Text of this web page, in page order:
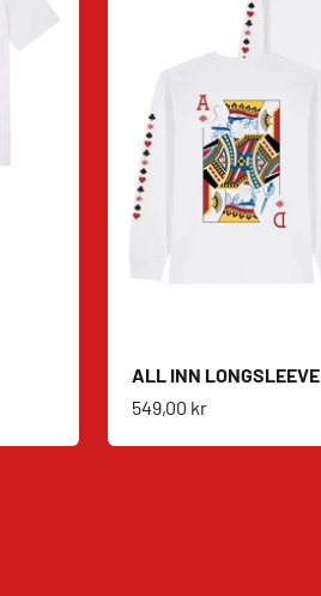
ALL INN LONGSLEEVE
Salgspris
549,00 kr